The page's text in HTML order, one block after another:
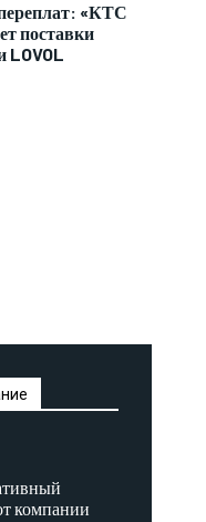
«КТС
поставки
LOVOL
компании